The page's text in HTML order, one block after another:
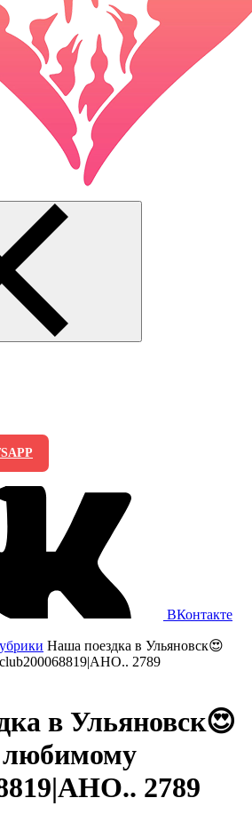
ВКонтакте
Наша поездка в Ульяновск😍
2789
в Ульяновск😍
любимому
2789